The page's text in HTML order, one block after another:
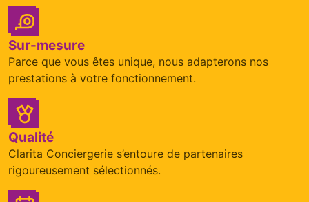
Sur-mesure
Parce que vous êtes unique, nous adapterons nos
prestations à votre fonctionnement.
Qualité
Clarita Conciergerie s’entoure de partenaires
rigoureusement sélectionnés.